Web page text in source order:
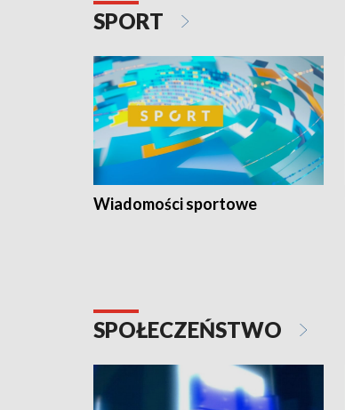
SPORT
Wiadomości sportowe
SPOŁECZEŃSTWO